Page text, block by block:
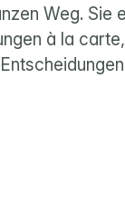
Weg. Sie
à la